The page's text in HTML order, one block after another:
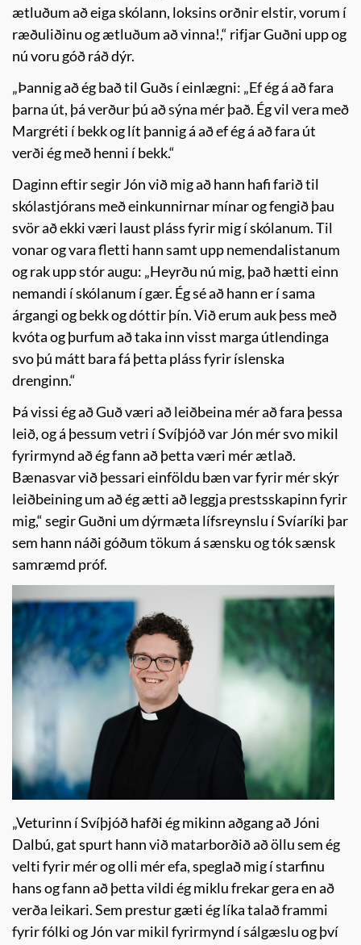
ætluðum að eiga skólann, loksins orðnir elstir, vorum í
ræðuliðinu og ætluðum að vinna!,“ rifjar Guðni upp og
nú voru góð ráð dýr.
„Þannig að ég bað til Guðs í einlægni: „Ef ég á að fara
þarna út, þá verður þú að sýna mér það. Ég vil vera með
Margréti í bekk og lít þannig á að ef ég á að fara út
verði ég með henni í bekk.“
Daginn eftir segir Jón við mig að hann hafi farið til
skólastjórans með einkunnirnar mínar og fengið þau
svör að ekki væri laust pláss fyrir mig í skólanum. Til
vonar og vara fletti hann samt upp nemendalistanum
og rak upp stór augu: „Heyrðu nú mig, það hætti einn
nemandi í skólanum í gær. Ég sé að hann er í sama
árgangi og bekk og dóttir þín. Við erum auk þess með
kvóta og þurfum að taka inn visst marga útlendinga
svo þú mátt bara fá þetta pláss fyrir íslenska
drenginn.“
Þá vissi ég að Guð væri að leiðbeina mér að fara þessa
leið, og á þessum vetri í Svíþjóð var Jón mér svo mikil
fyrirmynd að ég fann að þetta væri mér ætlað.
Bænasvar við þessari einföldu bæn var fyrir mér skýr
leiðbeining um að ég ætti að leggja prestsskapinn fyrir
mig,“ segir Guðni um dýrmæta lífsreynslu í Svíaríki þar
sem hann náði góðum tökum á sænsku og tók sænsk
samræmd próf.
„Veturinn í Svíþjóð hafði ég mikinn aðgang að Jóni
Dalbú, gat spurt hann við matarborðið að öllu sem ég
velti fyrir mér og olli mér efa, speglað mig í starfinu
hans og fann að þetta vildi ég miklu frekar gera en að
verða leikari. Sem prestur gæti ég líka talað frammi
fyrir fólki og Jón var mikil fyrirmynd í sálgæslu og því